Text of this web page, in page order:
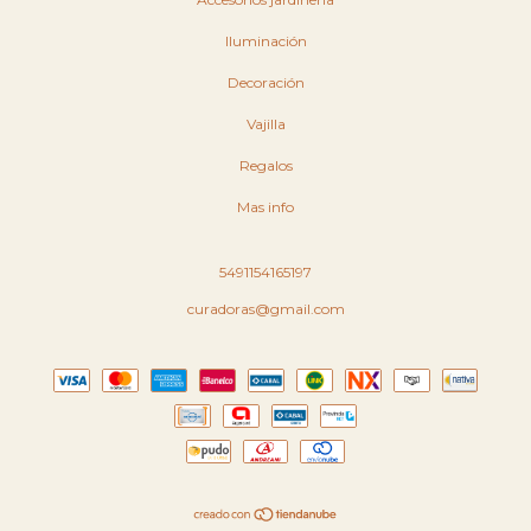
Iluminación
Decoración
Vajilla
Regalos
Mas info
5491154165197
curadoras@gmail.com